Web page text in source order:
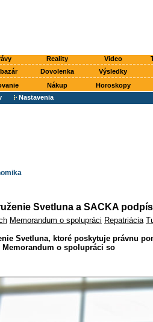
Reality Video
Dovolenka Výsledky
Nákup Horoskopy
Nastavenia
Svetluna a SACKA
Memorandum o spolupráci Repatriácia
Svetluna, ktoré poskytuje právnu
o spolupráci so